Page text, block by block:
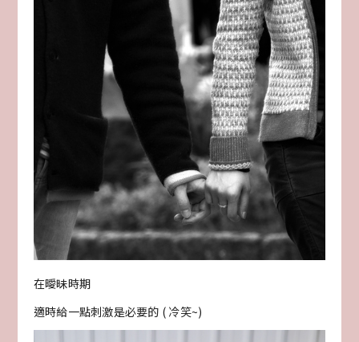
在曖昧時期
適時給一點刺激是必要的 ( 冷笑~)